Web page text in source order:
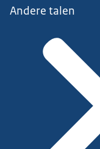
Andere talen